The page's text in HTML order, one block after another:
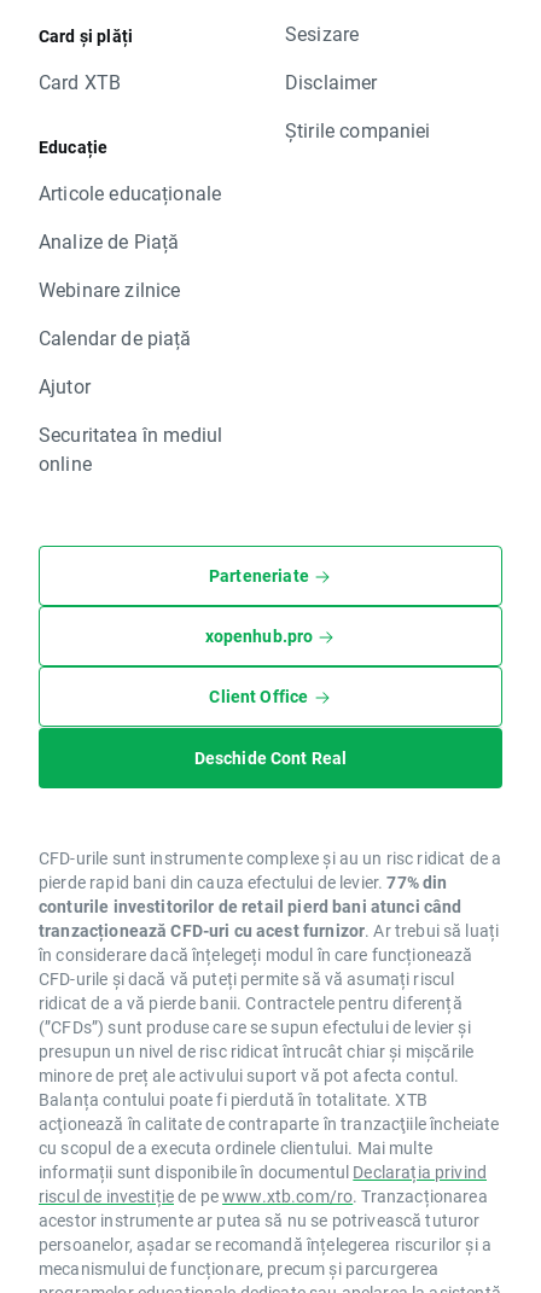
Card și plăți
Card XTB
Educație
Articole educaționale
Analize de Piață
Webinare zilnice
Calendar de piață
Ajutor
Securitatea în mediul
online
Sesizare
Disclaimer
Știrile companiei
Parteneriate
xopenhub.pro
Client Office
Deschide Cont Real
CFD-urile sunt instrumente complexe și au un risc ridicat de a
pierde rapid bani din cauza efectului de levier.77% din
conturile investitorilor de retail pierd bani atunci când
tranzacționează CFD-uri cu acest furnizor. Ar trebui să luați
în considerare dacă înțelegeți modul în care funcționează
CFD-urile și dacă vă puteți permite să vă asumați riscul
ridicat de a vă pierde banii. Contractele pentru diferență
(”CFDs”) sunt produse care se supun efectului de levier și
presupun un nivel de risc ridicat întrucât chiar și mișcările
minore de preț ale activului suport vă pot afecta contul.
Balanța contului poate fi pierdută în totalitate. XTB
acţionează în calitate de contraparte în tranzacţiile încheiate
cu scopul de a executa ordinele clientului. Mai multe
informații sunt disponibile în documentul Declarația privind
riscul de investițiede pewww.xtb.com/ro. Tranzacționarea
acestor instrumente ar putea să nu se potrivească tuturor
persoanelor, așadar se recomandă înțelegerea riscurilor și a
mecanismului de funcționare, precum și parcurgerea